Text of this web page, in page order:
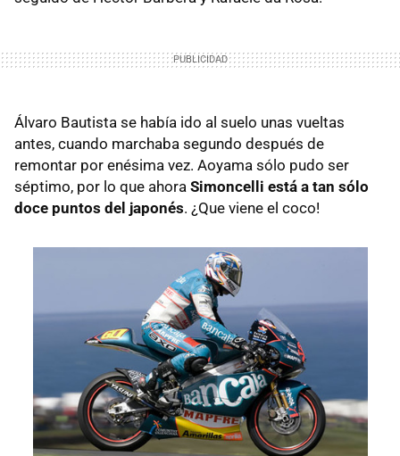
Álvaro Bautista se había ido al suelo unas vueltas
antes, cuando marchaba segundo después de
remontar por enésima vez. Aoyama sólo pudo ser
séptimo, por lo que ahora Simoncelli está a tan sólo
doce puntos del japonés. ¿Que viene el coco!